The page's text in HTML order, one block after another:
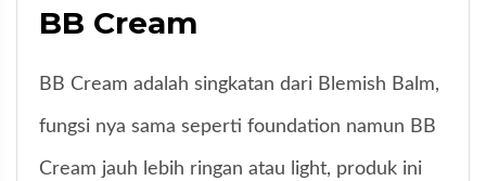
BB Cream
BB Cream adalah singkatan dari Blemish Balm,
fungsi nya sama seperti foundation namun BB
Cream jauh lebih ringan atau light, produk ini